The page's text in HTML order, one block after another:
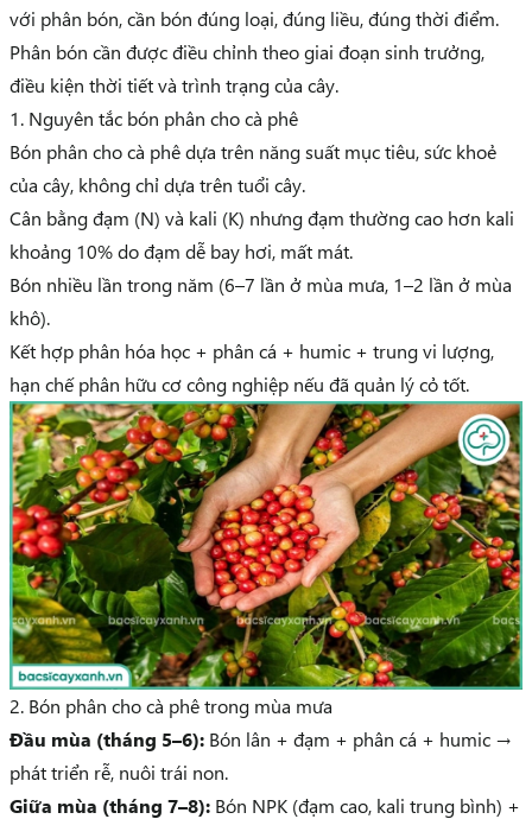
với phân bón, cần bón đúng loại, đúng liều, đúng thời điểm.
Phân bón cần được điều chỉnh theo giai đoạn sinh trưởng,
điều kiện thời tiết và trình trạng của cây.
1. Nguyên tắc bón phân cho cà phê
Bón phân cho cà phê dựa trên năng suất mục tiêu, sức khoẻ
của cây, không chỉ dựa trên tuổi cây.
Cân bằng đạm (N) và kali (K) nhưng đạm thường cao hơn kali
khoảng 10% do đạm dễ bay hơi, mất mát.
Bón nhiều lần trong năm (6–7 lần ở mùa mưa, 1–2 lần ở mùa
khô).
Kết hợp phân hóa học + phân cá + humic + trung vi lượng,
hạn chế phân hữu cơ công nghiệp nếu đã quản lý cỏ tốt.
2. Bón phân cho cà phê trong mùa mưa
Đầu mùa (tháng 5–6): Bón lân + đạm + phân cá + humic →
phát triển rễ, nuôi trái non.
Giữa mùa (tháng 7–8): Bón NPK (đạm cao, kali trung bình) +